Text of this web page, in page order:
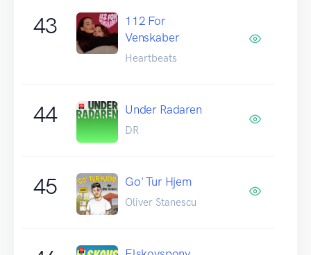
43
112 For
Venskaber
Heartbeats
44 Under Radaren
DR
45 Go' Tur Hjem
Oliver Stanescu